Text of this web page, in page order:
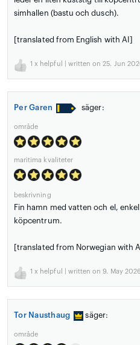
simhallen (bastu och dusch).
[translated from English with AI]
1 x helpful | written on 25. Jun
Per Garen säger:
område
maritima kvaliteter
beskrivning
Fin hamn med vatten och el,
köpcentrum.
[translated from Norwegian with
1 x helpful | written on 9. May 2026
Tor Nausthaug säger:
område